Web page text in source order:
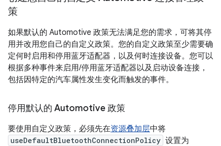
策
如果默认的 Automotive 政策无法满足您的需求，可将其停
用并改用您自己的自定义政策。您的自定义政策至少需要确
定何时启用和停用蓝牙适配器，以及何时连接设备。您可以
根据多种事件来启用/停用蓝牙适配器以及启动设备连接，
包括因特定的汽车属性发生变化而触发的事件。
停用默认的 Automotive 政策
要使用自定义政策，必须先在资源叠加层中将
useDefaultBluetoothConnectionPolicy 设置为